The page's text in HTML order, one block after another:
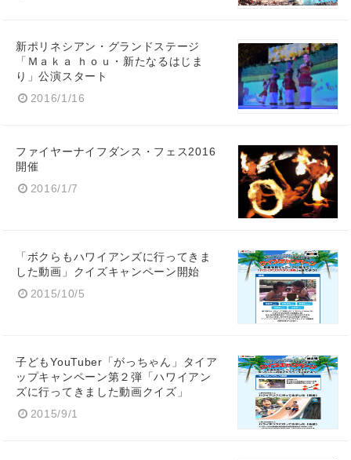
新ポリネシアン・グランドステージ
「Ｍａｋａ ｈｏｕ・新たなるはじま
り」公演スタート
2016/1/16
ファイヤーナイフダンス・フェス2016
開催
2016/1/7
「ボクらもハワイアンズに行ってきま
した動画」クイズキャンペーン開始
2015/10/5
子どもYouTuber「がっちゃん」タイア
ップキャンペーン第２弾「ハワイアン
ズに行ってきました動画クイズ」
2015/9/1